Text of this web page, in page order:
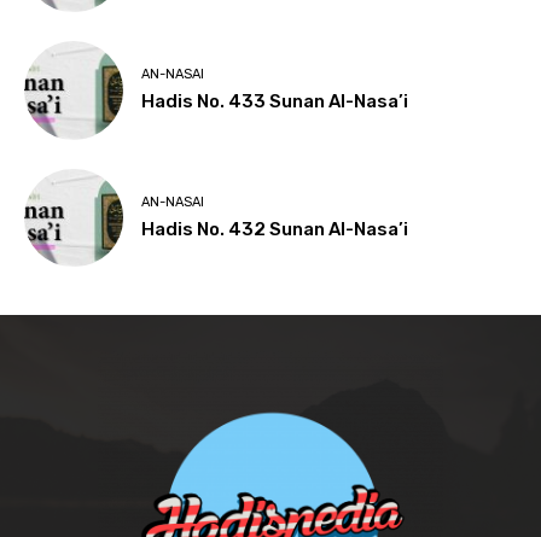
AN-NASAI
Hadis No. 433 Sunan Al-Nasa’i
AN-NASAI
Hadis No. 432 Sunan Al-Nasa’i